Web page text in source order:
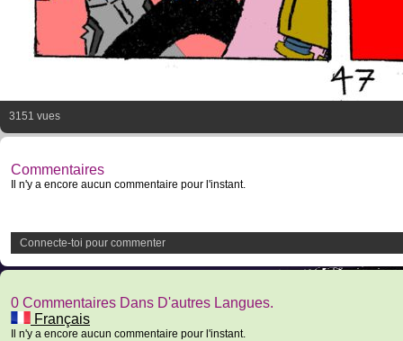
3151 vues
Commentaires
Il n'y a encore aucun commentaire pour l'instant.
Connecte-toi pour commenter
0 Commentaires Dans D'autres Langues.
Français
Il n'y a encore aucun commentaire pour l'instant.